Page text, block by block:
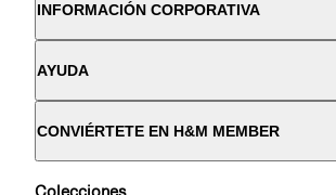
INFORMACIÓN CORPORATIVA
AYUDA
CONVIÉRTETE EN H&M MEMBER
Colecciones